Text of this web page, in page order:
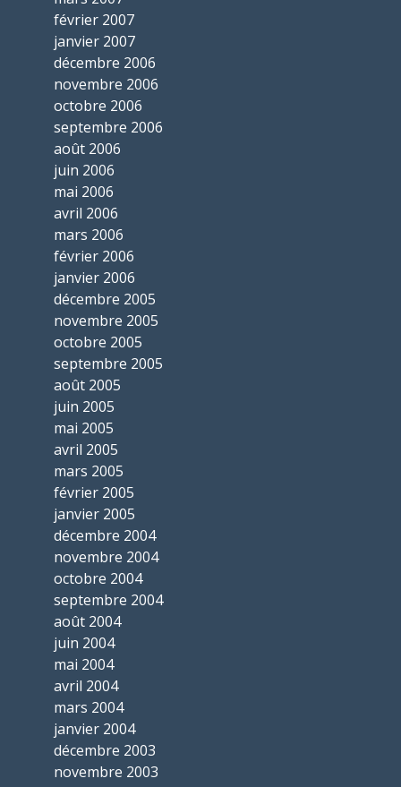
février 2007
janvier 2007
décembre 2006
novembre 2006
octobre 2006
septembre 2006
août 2006
juin 2006
mai 2006
avril 2006
mars 2006
février 2006
janvier 2006
décembre 2005
novembre 2005
octobre 2005
septembre 2005
août 2005
juin 2005
mai 2005
avril 2005
mars 2005
février 2005
janvier 2005
décembre 2004
novembre 2004
octobre 2004
septembre 2004
août 2004
juin 2004
mai 2004
avril 2004
mars 2004
janvier 2004
décembre 2003
novembre 2003